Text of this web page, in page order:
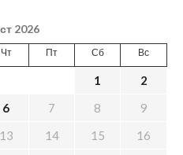
2026
Чт Пт Сб Вс
1
2
6 7 8
9
13 14 15
16